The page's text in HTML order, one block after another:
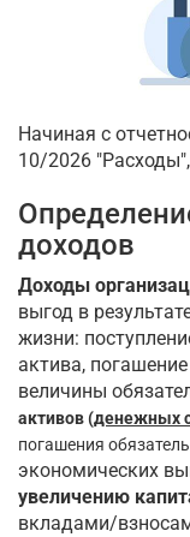
Начиная с
10/2026
доходов
Доходы
выгод в
жизни:
актива,
величины
активов (денежных
погашения
экономических
увеличению
вкладами/